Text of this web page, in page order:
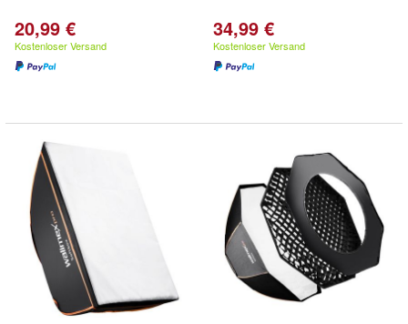
20,99 €
Kostenloser Versand
34,99 €
Kostenloser Versand